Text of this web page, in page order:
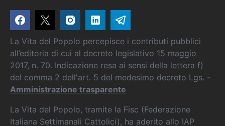
La Vita del Popolo percepisce i contributi pubblici
all’editoria di cui al decreto legislativo 15 maggio
2017, n. 70. Indicazione resa ai sensi della lettera f)
del comma 2 dell'art. 5 del medesimo decreto Lgs. -
Amministrazione trasparente
La Vita del Popolo, tramite la Fisc (Federazione
Italiana Settimanali Cattolici), ha aderito allo IAP